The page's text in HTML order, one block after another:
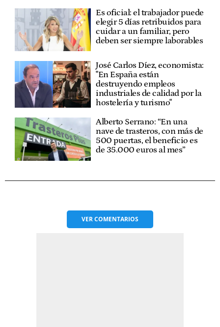
Es oficial: el trabajador puede
elegir 5 días retribuidos para
cuidar a un familiar, pero
deben ser siempre laborables
José Carlos Díez, economista:
"En España están
destruyendo empleos
industriales de calidad por la
hostelería y turismo"
Alberto Serrano: “En una
nave de trasteros, con más de
500 puertas, el beneficio es
de 35.000 euros al mes”
VERCOMENTARIOS